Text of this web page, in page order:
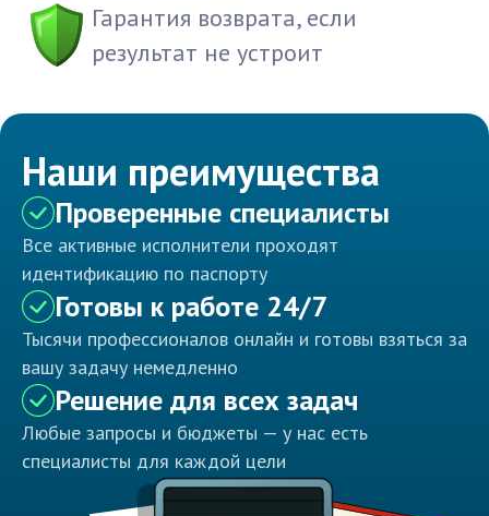
Гарантия возврата, если
результат не устроит
Наши преимущества
Проверенные специалисты
Все активные исполнители проходят
идентификацию по паспорту
Готовы к работе 24/7
Тысячи профессионалов онлайн и готовы взяться за
вашу задачу немедленно
Решение для всех задач
Любые запросы и бюджеты — у нас есть
специалисты для каждой цели